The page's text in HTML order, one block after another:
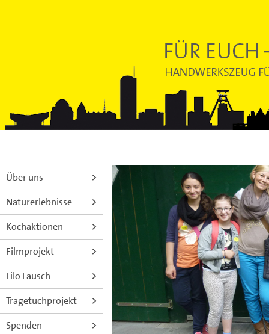
Über uns
Naturerlebnisse
Kochaktionen
Filmprojekt
Lilo Lausch
Tragetuchprojekt
Spenden